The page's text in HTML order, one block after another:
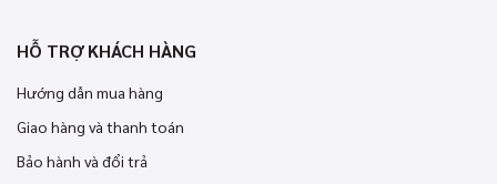
HỖ TRỢ KHÁCH HÀNG
Hướng dẫn mua hàng
Giao hàng và thanh toán
Bảo hành và đổi trả